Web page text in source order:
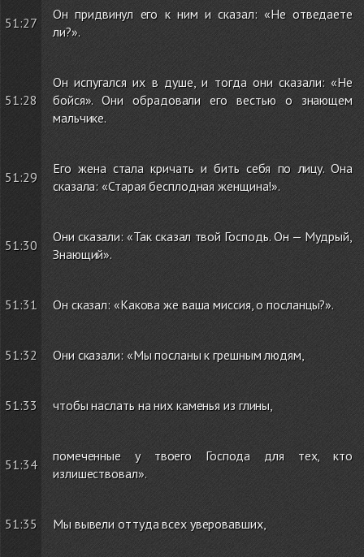
51:27
Он придвинул его к ним и сказал: «Не отведаете
ли?».
51:28
Он испугался их в душе, и тогда они сказали: «Не
бойся». Они обрадовали его вестью о знающем
мальчике.
51:29
Его жена стала кричать и бить себя по лицу. Она
сказала: «Старая бесплодная женщина!».
51:30
Они сказали: «Так сказал твой Господь. Он — Мудрый,
Знающий».
51:31 Он сказал: «Какова же ваша миссия, о посланцы?».
51:32 Они сказали: «Мы посланы к грешным людям,
51:33 чтобы наслать на них каменья из глины,
51:34
помеченные у твоего Господа для тех, кто
излишествовал».
51:35 Мы вывели оттуда всех уверовавших,